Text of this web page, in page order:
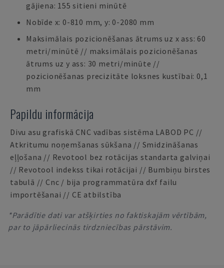
gājiena: 155 sitieni minūtē
Nobīde x: 0-810 mm, y: 0-2080 mm
Maksimālais pozicionēšanas ātrums uz x ass: 60
metri/minūtē // maksimālais pozicionēšanas
ātrums uz y ass: 30 metri/minūte //
pozicionēšanas precizitāte loksnes kustībai: 0,1
mm
Papildu informācija
Divu asu grafiskā CNC vadības sistēma LABOD PC //
Atkritumu noņemšanas sūkšana // Smidzināšanas
eļļošana // Revotool bez rotācijas standarta galviņai
// Revotool indekss tikai rotācijai // Bumbiņu birstes
tabulā // Cnc / bija programmatūra dxf failu
importēšanai // CE atbilstība
*Parādītie dati var atšķirties no faktiskajām vērtībām,
par to jāpārliecinās tirdzniecības pārstāvim.